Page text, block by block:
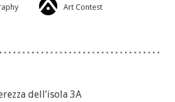
Art Contest
dell’isola 3A